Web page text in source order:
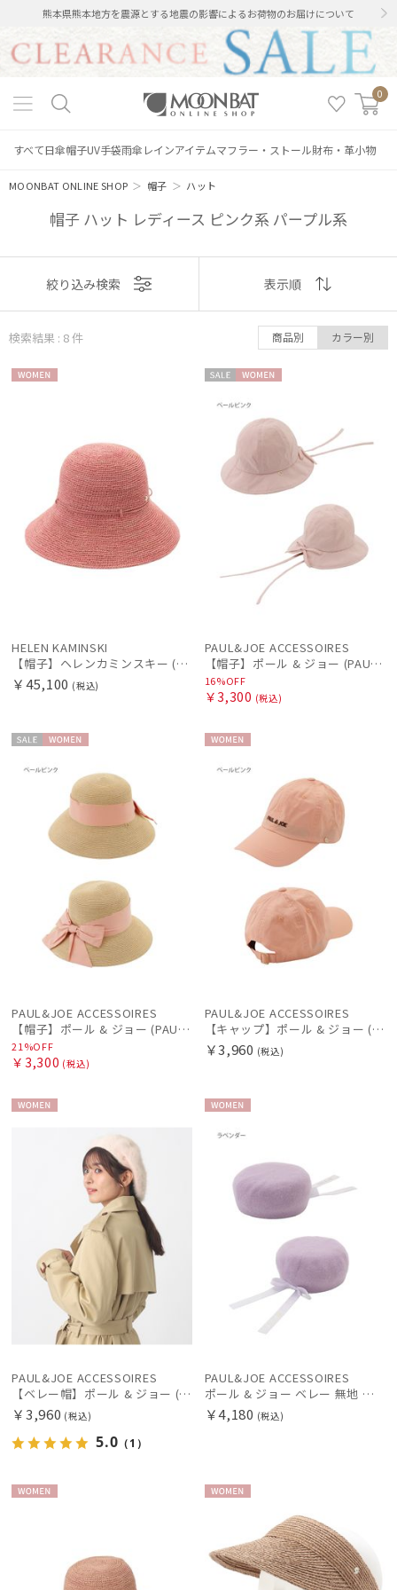
熊本県熊本地方を震源とする地震の影響によるお荷物のお届けについて
0
すべて日傘帽子UV手袋雨傘 レインアイテムマフラー・ストール財布・革小物
MOONBAT ONLINE SHOP ＞ 帽子 ＞ ハット
帽子 ハット レディース ピンク系 パープル系
レディース キッズ
カテゴリー
傘機能
帽子
手袋・アームカバー
その他
カラー
価格・割引率
販売状況
入荷状況
表示
おすすめ
価格の低い
人気順
売上点数順
絞り込み検索 表示順
検索結果 : 8件 商品別 カラー別
HELEN KAMINSKI
【帽子】ヘレンカミンスキー (HELEN KAMINSKI) ラフィアハット プロヴァンス Provence 10 【公式ムーンバット】
￥45,100 (税込)
ル
N
PAUL&JOE ACCESSOIRES
【帽子】ポール & ジョー (PAUL & JOE ACCESSOIRES) チューリップハット リボン
16%OFF
￥3,300 (税込)
ル
N
PAUL&JOE ACCESSOIRES
【帽子】ポール & ジョー (PAUL & JOE ACCESSOIRES) リボン巻きハット 広つば
21%OFF
￥3,300 (税込)
PAUL&JOE ACCESSOIRES
【キャップ】ポール & ジョー (PAUL & JOE ACCESSOIRES) キャップ ロゴ刺繍
￥3,960 (税込)
PAUL&JOE ACCESSOIRES
【ベレー帽】ポール & ジョー (PAUL & JOE ACCESSOIRES) シャギーベレー ネコチャーム ギフトにおすすめ
￥3,960 (税込)
5.0 （1）
PAUL&JOE ACCESSOIRES
ポール & ジョー ベレー 無地 リボン レディース 【公式ムーンバット】 サイズ調整 ブランド S～Mサイズ
￥4,180 (税込)